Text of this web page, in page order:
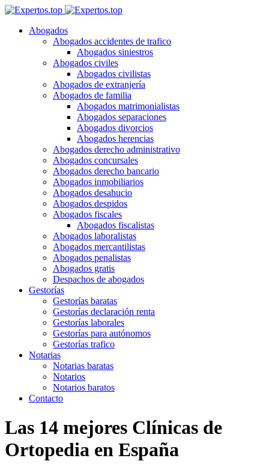
Abogados
Abogados accidentes de trafico
Abogados siniestros
Abogados civiles
Abogados civilistas
Abogados de extranjería
Abogados de familia
Abogados matrimonialistas
Abogados separaciones
Abogados divorcios
Abogados herencias
Abogados derecho administrativo
Abogados concursales
Abogados derecho bancario
Abogados inmobiliarios
Abogados desahucio
Abogados despidos
Abogados fiscales
Abogados fiscalistas
Abogados laboralistas
Abogados mercantilistas
Abogados penalistas
Abogados gratis
Despachos de abogados
Gestorías
Gestorías baratas
Gestorías declaración renta
Gestorías laborales
Gestorías para autónomos
Gestorías trafico
Notarias
Notarias baratas
Notarios
Notarios baratos
Contacto
Las 14 mejores Clínicas de
Ortopedia en España